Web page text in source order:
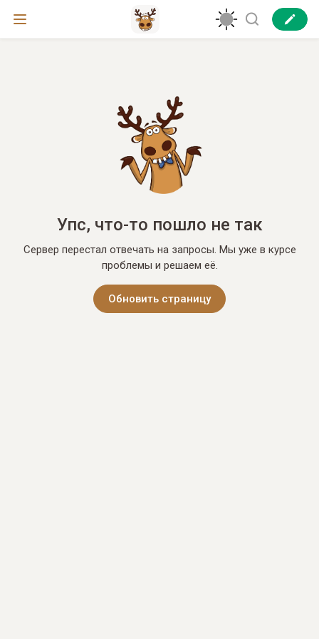
Упс, что-то пошло не так
Сервер перестал отвечать на запросы. Мы уже в курсе
проблемы и решаем её.
Обновить страницу